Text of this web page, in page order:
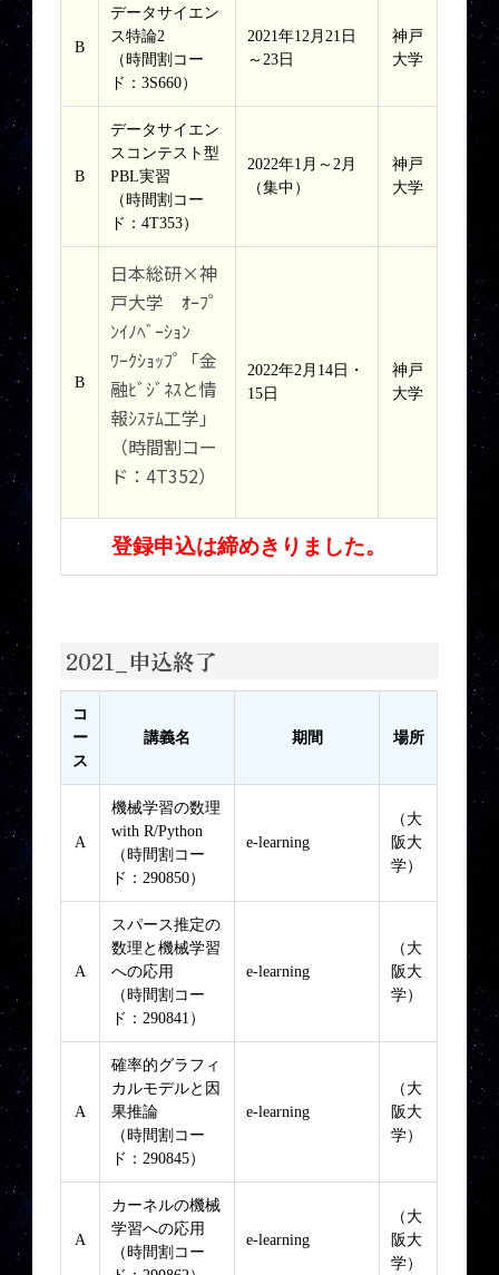
B
データサイエン
ス特論2
（時間割コー
ド：3S660）
2021年12月21日
～23日
神戸
大学
B
データサイエン
スコンテスト型
PBL実習
（時間割コー
ド：4T353）
2022年1月～2月
（集中）
神戸
大学
B
日本総研×神
戸大学 ｵｰﾌﾟ
ﾝｲﾉﾍﾞｰｼｮﾝ
ﾜｰｸｼｮｯﾌﾟ「金
融ﾋﾞｼﾞﾈｽと情
報ｼｽﾃﾑ工学」
（時間割コー
ド：4T352）
2022年2月14日・
15日
神戸
大学
登録申込は締めきりました。
2021_申込終了
コ
ー
ス
講義名 期間 場所
A
機械学習の数理
with R/Python
（時間割コー
ド：290850）
e-learning
（大
阪大
学）
A
スパース推定の
数理と機械学習
への応用
（時間割コー
ド：290841）
e-learning
（大
阪大
学）
A
確率的グラフィ
カルモデルと因
果推論
（時間割コー
ド：290845）
e-learning
（大
阪大
学）
A
カーネルの機械
学習への応用
（時間割コー
e-learning
（大
阪大
学）